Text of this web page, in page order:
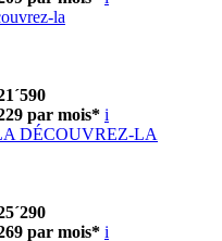
la
par mois* i
DÉCOUVREZ-LA
par mois* i